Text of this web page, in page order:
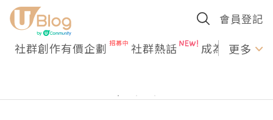
會員登記
社群創作有價企劃 社群熱話 成為U更多